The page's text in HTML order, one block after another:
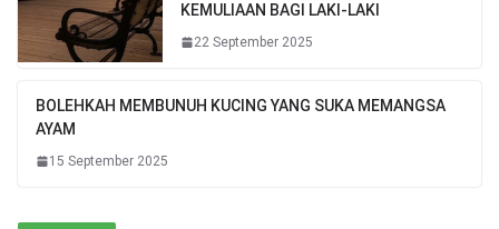
KEMULIAAN BAGI LAKI-LAKI
22 September 2025
BOLEHKAH MEMBUNUH KUCING YANG SUKA MEMANGSA
AYAM
15 September 2025